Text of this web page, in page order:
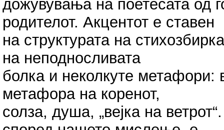
дожувувања на поетесата од
родителот. Акцентот е ставен
на структурата на
на неподносливата
болка и неколкуте метафори:
метафора на коренот,
солза, душа, „вејка на